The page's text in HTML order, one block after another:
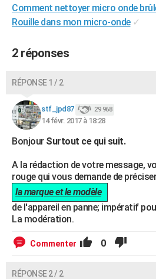
BONS PLANS
Dictionnaire
Biographies
Citations
Expressions
Proverbes
COPAINS D'AVANT
S'inscrire
Se connecter
Lycées
Collèges
Primaires
Universités
Entreprises
Service militaire
Avis de recherche
AVIS DE DÉCÈS
FORUM
Bricolage
Lifestyle
Culture
Sport
Auto
Television
Voyage
Cinema
Comment nettoyer micro onde
Rouille dans mon micro-onde ✓
2 réponses
RÉPONSE 1 / 2
stf_jpd87 29 968
14 févr. 2017 à 18:28
Bonjour Surtout ce qui suit.
A la rédaction de votre message,
rouge qui vous demande de préciser
la marque et le modèle
de l'appareil en panne; impératif
La modération.
Commenter 0
RÉPONSE 2 / 2